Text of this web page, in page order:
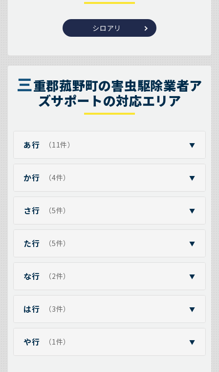
シロアリ
三重郡菰野町の害虫駆除業者ア
ズサポートの対応エリア
あ行 （11件） ▼
か行 （4件） ▼
さ行 （5件） ▼
た行 （5件） ▼
な行 （2件） ▼
は行 （3件） ▼
や行 （1件） ▼